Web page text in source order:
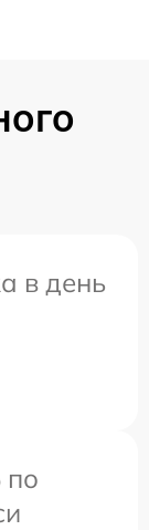
в день
по